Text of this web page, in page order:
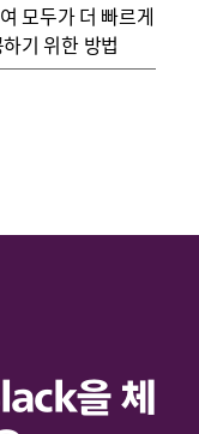
모두가 더 빠르게
기 위한 방법
을 체